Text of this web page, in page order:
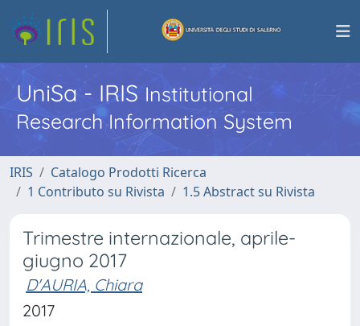
UniSa - IRISInstitutional
Research Information System
IRIS
Catalogo Prodotti Ricerca
1 Contributo su Rivista
1.5 Abstract su Rivista
Trimestre internazionale, aprile-
giugno 2017
D'AURIA, Chiara
2017